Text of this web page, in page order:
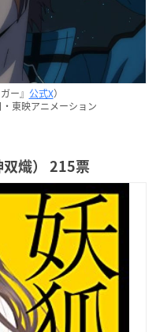
ー』 公式X）
東映アニメーション
熾） 215票